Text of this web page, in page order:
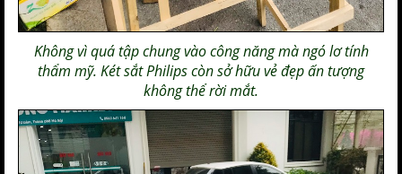
Không vì quá tập chung vào công năng mà ngó lơ tính
thẩm mỹ. Két sắt Philipscòn sở hữu vẻ đẹp ấn tượng
không thể rời mắt.